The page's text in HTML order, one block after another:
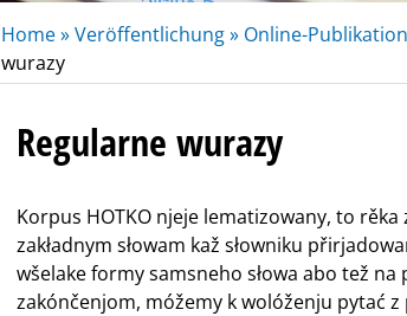
Home »Veröffentlichung » Online-
wurazy
Regularne wurazy
Korpus HOTKO njeje lematizowany, to rěka
zakładnym słowam kaž słowniku
wšelake formy samsneho słowa abo tež na
zakónčenjom, móžemy k wolóženju pytać